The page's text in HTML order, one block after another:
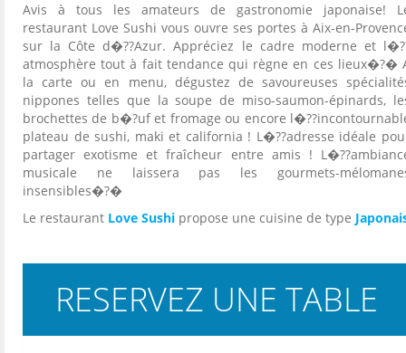
Avis à tous les amateurs de gastronomie japonaise!
restaurant Love Sushi vous ouvre ses portes à Aix-en-
sur la Côte d�??Azur. Appréciez le cadre moderne et
atmosphère tout à fait tendance qui règne en ces lieux�?�
la carte ou en menu, dégustez de savoureuses
nippones telles que la soupe de miso-saumon-épinards,
brochettes de b�?uf et fromage ou encore
plateau de sushi, maki et california ! L�??adresse idéale
partager exotisme et fraîcheur entre amis !
musicale ne laissera pas les gourmets-
insensibles�?�
Le restaurant Love Sushi propose une cuisine de type
RESERVEZ UNE TABLE